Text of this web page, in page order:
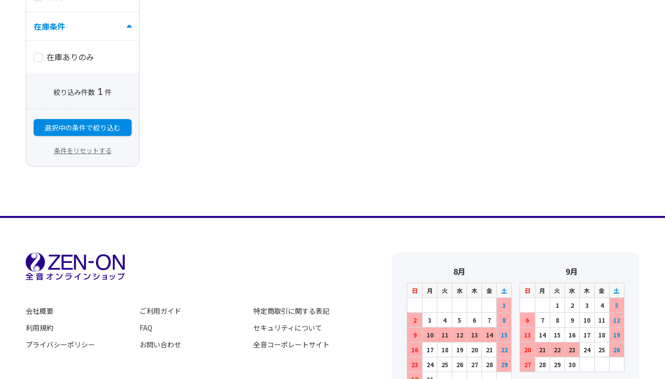
在庫条件
在庫ありのみ
絞り込み件数 1 件
選択中の条件で絞り込む
条件をリセットする
会社概要
利用規約
プライバシーポリシー
ご利用ガイド
FAQ
お問い合わせ
特定商取引に関する表記
セキュリティについて
全音コーポレートサイト
8月
日 月 火 水 木 金
土
1
2
3 4 5 6 7
8
9
10 11 12 13 14
15
16
17 18 19 20 21
22
23
24 25 26 27 28
29
9月
日 月 火 水 木 金
土
1
2 3 4
5
6
7 8 9 10 11
12
13
14 15 16 17 18
19
20
21 22 23 24 25
26
27
28 29 30